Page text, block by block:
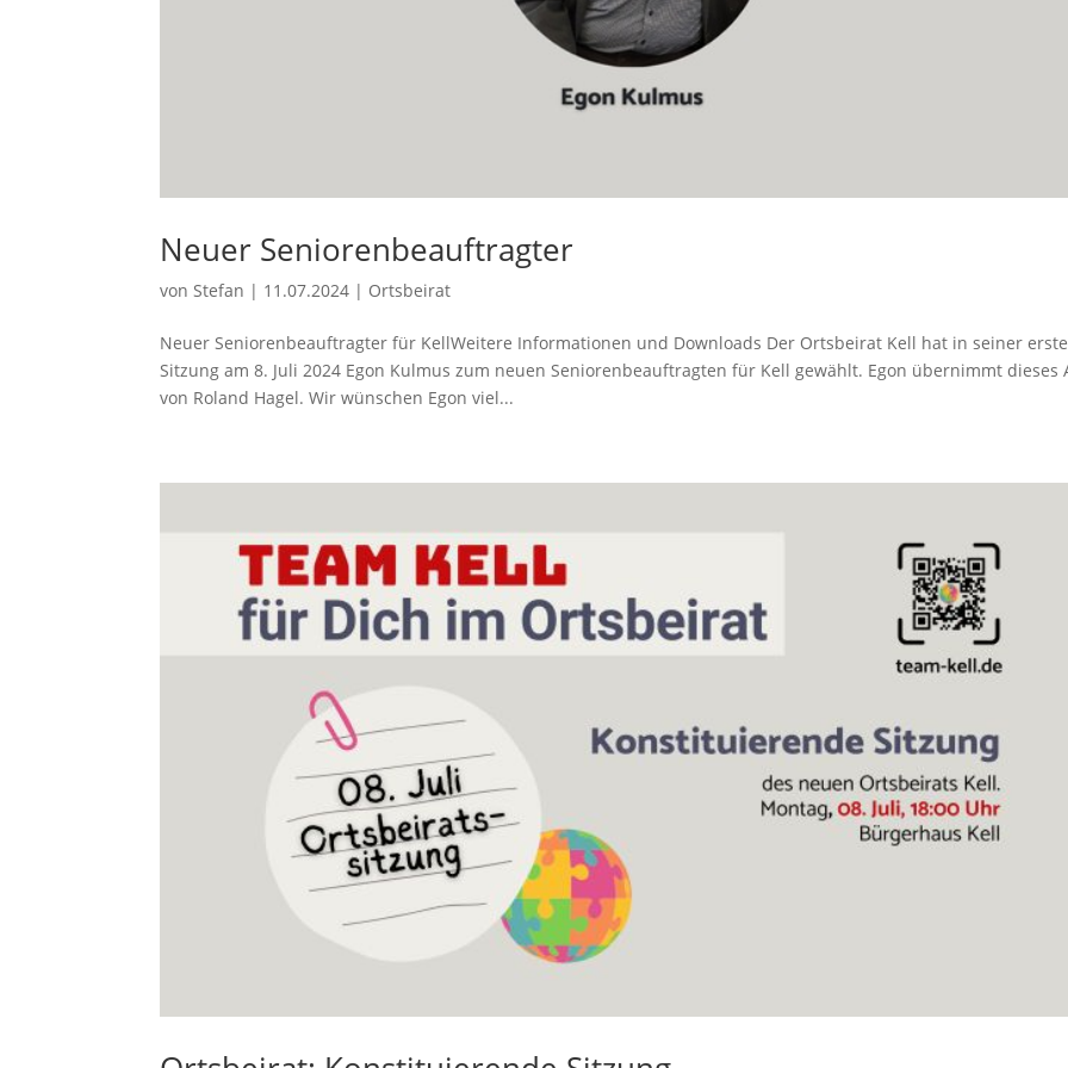
Neuer Seniorenbeauftragter
vonStefan | 11.07.2024 | Ortsbeirat
Neuer Seniorenbeauftragter für KellWeitere Informationen und Downloads Der Ortsbeirat Kell hat in seiner
Sitzung am 8. Juli 2024 Egon Kulmus zum neuen Seniorenbeauftragten für Kell gewählt. Egon übernimmt dieses
von Roland Hagel. Wir wünschen Egon viel...